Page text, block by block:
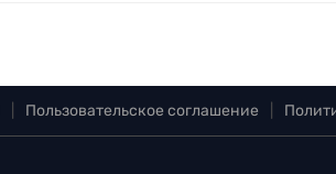
Пользовательское соглашение